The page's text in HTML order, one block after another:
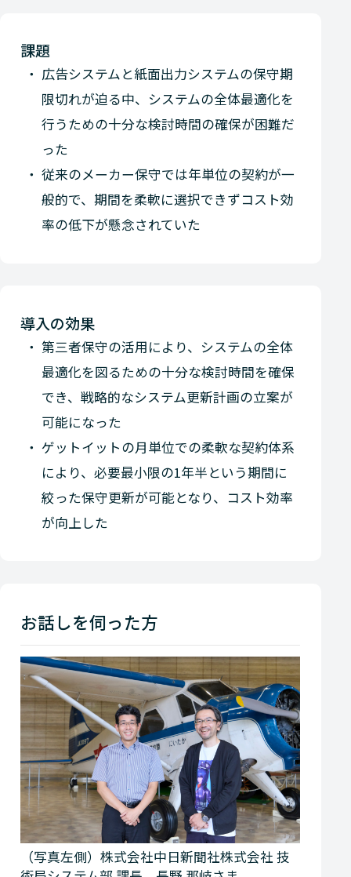
課題
広告システムと紙面出力システムの保守期
限切れが迫る中、システムの全体最適化を
行うための十分な検討時間の確保が困難だ
った
従来のメーカー保守では年単位の契約が一
般的で、期間を柔軟に選択できずコスト効
率の低下が懸念されていた
導入の効果
第三者保守の活用により、システムの全体
最適化を図るための十分な検討時間を確保
でき、戦略的なシステム更新計画の立案が
可能になった
ゲットイットの月単位での柔軟な契約体系
により、必要最小限の1年半という期間に
絞った保守更新が可能となり、コスト効率
が向上した
お話しを伺った方
（写真左側）株式会社中日新聞社株式会社 技